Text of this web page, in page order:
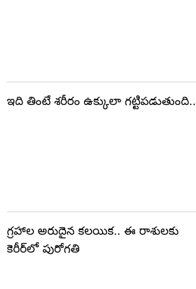
ఇది తింటే శరీరం ఉక్కులా గట్టిపడుతుంది..
గ్రహాల అరుదైన కలయిక.. ఈ రాశులకు
కెరీర్‌లో పురోగతి